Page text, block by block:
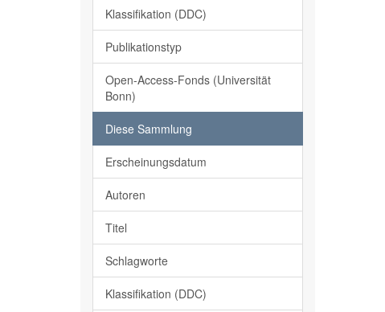
Klassifikation (DDC)
Publikationstyp
Open-Access-Fonds (Universität
Bonn)
Diese Sammlung
Erscheinungsdatum
Autoren
Titel
Schlagworte
Klassifikation (DDC)